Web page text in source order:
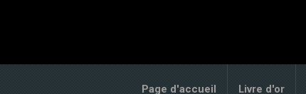
Page d'accueil Livre d'or